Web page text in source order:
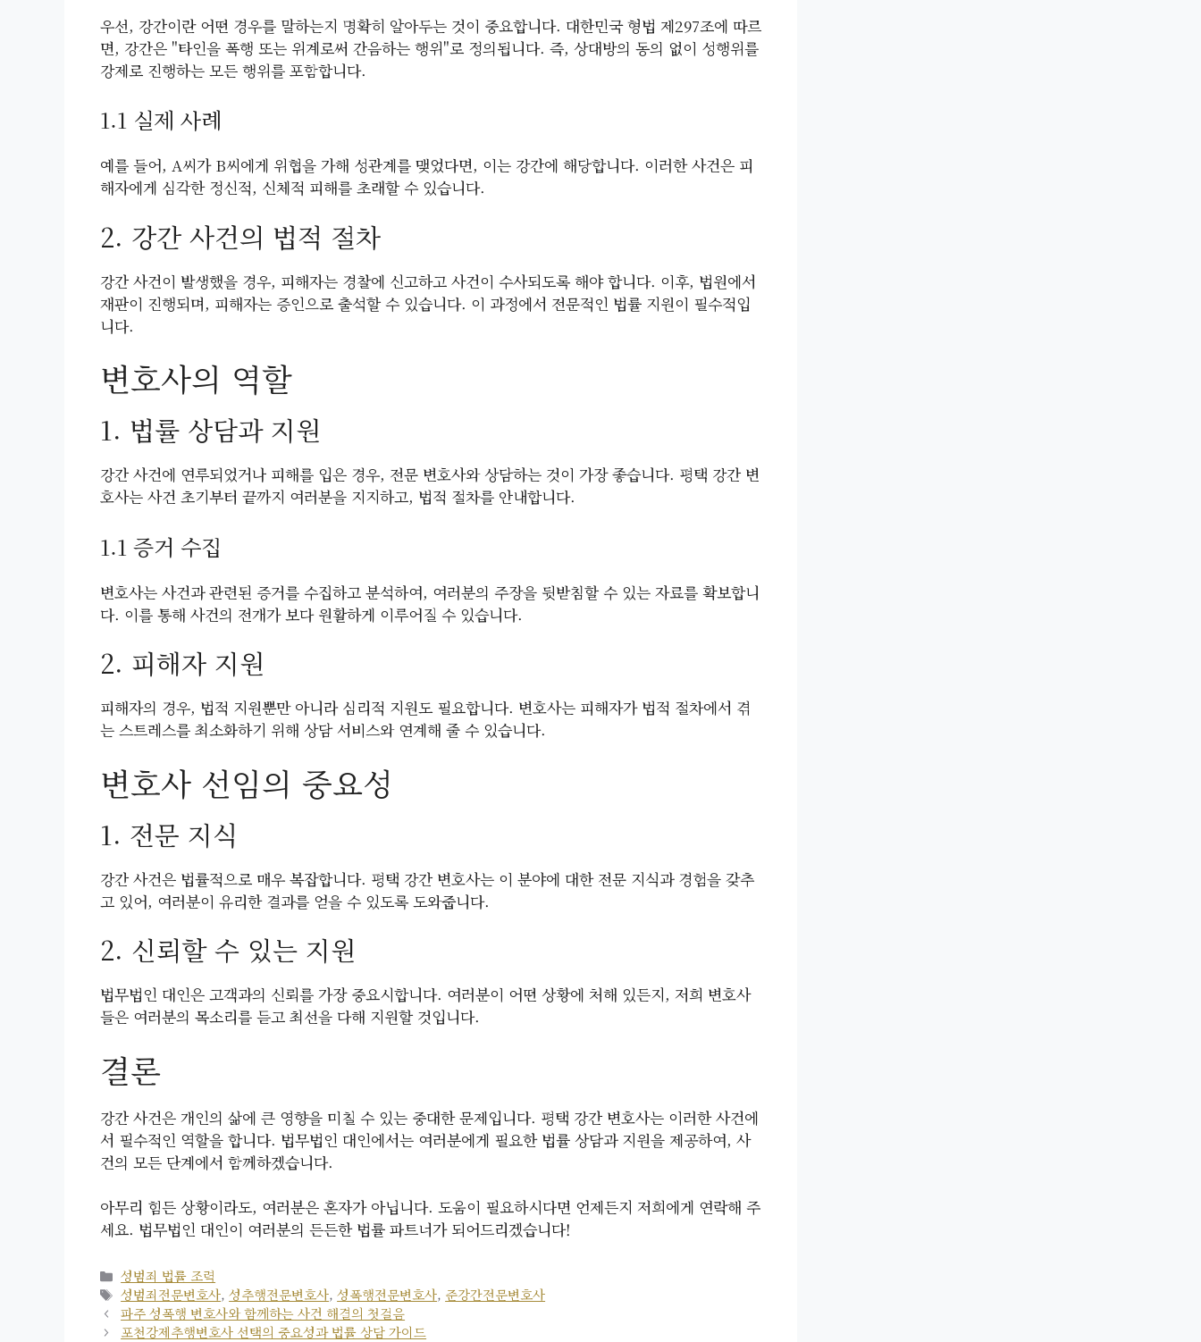
우선, 강간이란 어떤 경우를 말하는지 명확히 알아두는 것이 중요합니다. 대한민국 형법 제297조에 따르
면, 강간은 "타인을 폭행 또는 위계로써 간음하는 행위"로 정의됩니다. 즉, 상대방의 동의 없이 성행위를
강제로 진행하는 모든 행위를 포함합니다.
1.1 실제 사례
예를 들어, A씨가 B씨에게 위협을 가해 성관계를 맺었다면, 이는 강간에 해당합니다. 이러한 사건은 피
해자에게 심각한 정신적, 신체적 피해를 초래할 수 있습니다.
2. 강간 사건의 법적 절차
강간 사건이 발생했을 경우, 피해자는 경찰에 신고하고 사건이 수사되도록 해야 합니다. 이후, 법원에서
재판이 진행되며, 피해자는 증인으로 출석할 수 있습니다. 이 과정에서 전문적인 법률 지원이 필수적입
니다.
변호사의 역할
1. 법률 상담과 지원
강간 사건에 연루되었거나 피해를 입은 경우, 전문 변호사와 상담하는 것이 가장 좋습니다. 평택 강간 변
호사는 사건 초기부터 끝까지 여러분을 지지하고, 법적 절차를 안내합니다.
1.1 증거 수집
변호사는 사건과 관련된 증거를 수집하고 분석하여, 여러분의 주장을 뒷받침할 수 있는 자료를 확보합니
다. 이를 통해 사건의 전개가 보다 원활하게 이루어질 수 있습니다.
2. 피해자 지원
피해자의 경우, 법적 지원뿐만 아니라 심리적 지원도 필요합니다. 변호사는 피해자가 법적 절차에서 겪
는 스트레스를 최소화하기 위해 상담 서비스와 연계해 줄 수 있습니다.
변호사 선임의 중요성
1. 전문 지식
강간 사건은 법률적으로 매우 복잡합니다. 평택 강간 변호사는 이 분야에 대한 전문 지식과 경험을 갖추
고 있어, 여러분이 유리한 결과를 얻을 수 있도록 도와줍니다.
2. 신뢰할 수 있는 지원
법무법인 대인은 고객과의 신뢰를 가장 중요시합니다. 여러분이 어떤 상황에 처해 있든지, 저희 변호사
들은 여러분의 목소리를 듣고 최선을 다해 지원할 것입니다.
결론
강간 사건은 개인의 삶에 큰 영향을 미칠 수 있는 중대한 문제입니다. 평택 강간 변호사는 이러한 사건에
서 필수적인 역할을 합니다. 법무법인 대인에서는 여러분에게 필요한 법률 상담과 지원을 제공하여, 사
건의 모든 단계에서 함께하겠습니다.
아무리 힘든 상황이라도, 여러분은 혼자가 아닙니다. 도움이 필요하시다면 언제든지 저희에게 연락해 주
세요. 법무법인 대인이 여러분의 든든한 법률 파트너가 되어드리겠습니다!
카
테
고
리
성범죄 법률 조력
태
그
성범죄전문변호사,성추행전문변호사,성폭행전문변호사, 준강간전문변호사
파주 성폭행 변호사와 함께하는 사건 해결의 첫걸음
포천강제추행변호사 선택의 중요성과 법률 상담 가이드